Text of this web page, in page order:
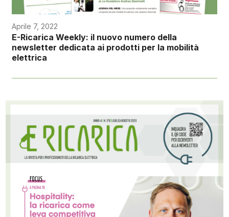
Aprile 7, 2022
E-Ricarica Weekly: il nuovo numero della
newsletter dedicata ai prodotti per la mobilità
elettrica